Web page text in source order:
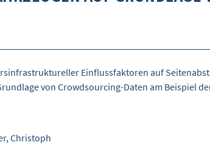
Einflussfaktoren auf
von Crowdsourcing-Daten am Beispiel
Christoph